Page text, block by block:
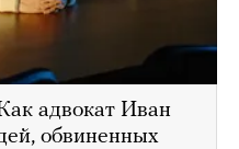
адвокат Иван
обвиненных